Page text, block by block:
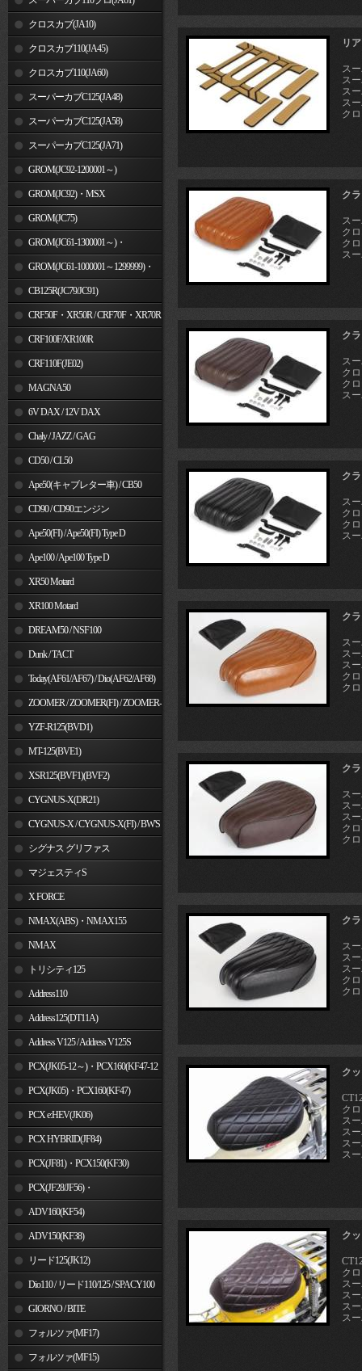
クロスカブ(JA10)
クロスカブ110(JA45)
クロスカブ110(JA60)
スーパーカブC125(JA48)
スーパーカブC125(JA58)
スーパーカブC125(JA71)
GROM(JC92-1200001～)
GROM(JC92)・MSX
GROM(MLHJC92)
GROM(JC75)
GROM(JC61-1300001～)・
MSX125SF
GROM(JC61-1000001～1299999)・
MSX125CB125R(JC79/JC91)
CRF50F・XR50R / CRF70F・XR70R
CRF100F/XR100R
CRF110F(JE02)
MAGNA50
6V DAX / 12V DAX
Chaly / JAZZ / GAG
CD50 / CL50
Ape50(キャブレター車) / CB50
CD90 / CD90エンジン
Ape50(FI) / Ape50(FI) Type D
Ape100 / Ape100 Type D
XR50 Motard
XR100 Motard
DREAM50 / NSF100
Dunk / TACT
Today(AF61/AF67) / Dio(AF62/AF68)
ZOOMER / ZOOMER(FI) / ZOOMER-
YZF-R125(BVD1)
MT-125(BVE1)
XSR125(BVF1)(BVF2)
CYGNUS-X(DR21)
CYGNUS-X / CYGNUS-X(FI) / BW'S
125 シグナス グリファス
マジェスティS
X FORCE
NMAX(ABS)・NMAX155
NMAX
トリシティ125
Address110
Address125(DT11A)
Address V125 / Address V125S
PCX(JK05-12～)・PCX160(KF47-12
～) PCX(JK05)・PCX160(KF47)
PCX e:HEV(JK06)
PCX HYBRID(JF84)
PCX(JF81)・PCX150(KF30)
PCX(JF28/JF56)・
PCX150(KF12/KF18)
ADV160(KF54)
ADV150(KF38)
リード125(JK12)
Dio110 / リード110/125 / SPACY100
GIORNO / BITE
フォルツァ(MF17)
フォルツァ(MF15)
リ
ス
ス
ス
ス
ク
ク
ス
ク
ク
ス
ク
ス
ク
ク
ス
ク
ス
ク
ク
ス
ク
ス
ス
ス
ク
ク
ク
ス
ス
ス
ク
ク
ク
ス
ス
ス
ク
ク
ク
ク
ス
ス
ス
ス
ク
ク
ス
ス
ス
ス